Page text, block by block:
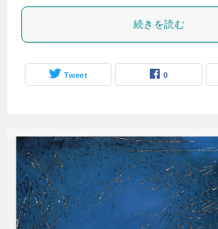
続きを読む
Tweet 0